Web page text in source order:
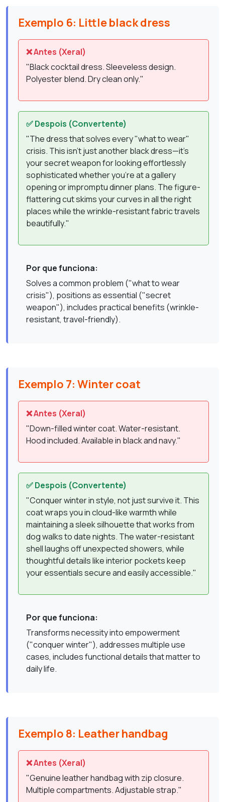
Exemplo 6: Little black dress
❌ Antes (Xeral)
"Black cocktail dress. Sleeveless design.
Polyester blend. Dry clean only."
✅ Despois (Convertente)
"The dress that solves every "what to wear"
crisis. This isn't just another black dress—it's
your secret weapon for looking effortlessly
sophisticated whether you're at a gallery
opening or impromptu dinner plans. The figure-
flattering cut skims your curves in all the right
places while the wrinkle-resistant fabric travels
beautifully."
Por que funciona:
Solves a common problem ("what to wear
crisis"), positions as essential ("secret
weapon"), includes practical benefits (wrinkle-
resistant, travel-friendly).
Exemplo 7: Winter coat
❌ Antes (Xeral)
"Down-filled winter coat. Water-resistant.
Hood included. Available in black and navy."
✅ Despois (Convertente)
"Conquer winter in style, not just survive it. This
coat wraps you in cloud-like warmth while
maintaining a sleek silhouette that works from
dog walks to date nights. The water-resistant
shell laughs off unexpected showers, while
thoughtful details like interior pockets keep
your essentials secure and easily accessible."
Por que funciona:
Transforms necessity into empowerment
("conquer winter"), addresses multiple use
cases, includes functional details that matter to
daily life.
Exemplo 8: Leather handbag
❌ Antes (Xeral)
"Genuine leather handbag with zip closure.
Multiple compartments. Adjustable strap."